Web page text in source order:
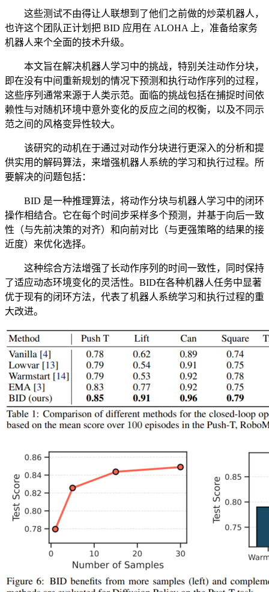
这些测试不由得让人联想到了他们之前做的炒菜机器人，
也许这个团队正计划把 BID 应用在 ALOHA 上，准备给家务
机器人来个全面的技术升级。
本文旨在解决机器人学习中的挑战，特别关注动作分块，
即在没有中间重新规划的情况下预测和执行动作序列的过程，
这些序列通常来源于人类示范。面临的挑战包括在捕捉时间依
赖性与对随机环境中意外变化的反应之间的权衡，以及不同示
范之间的风格变异性较大。
该研究的动机在于通过对动作分块进行更深入的分析和提
供实用的解码算法，来增强机器人系统的学习和执行过程。所
要解决的问题包括：
BID 是一种推理算法，将动作分块与机器人学习中的闭环
操作相结合。它在每个时间步采样多个预测，并基于向后一致
性（与先前决策的对齐）和向前对比（与更强策略的结果的接
近度）来优化选择。
这种综合方法增强了长动作序列的时间一致性，同时保持
了适应动态环境变化的灵活性。BID在各种机器人任务中显著
优于现有的闭环方法，代表了机器人系统学习和执行过程的重
大改进。